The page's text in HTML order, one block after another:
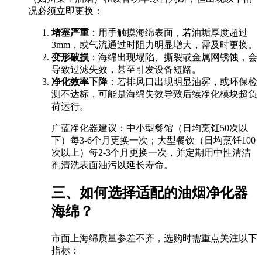
况必须立即更换：
堵塞严重 ：用手触摸海绵表面，若油垢厚度超过
3mm，或气流通过时阻力明显增大，需及时更换。
变形破损 ：海绵出现塌陷、撕裂或金属网锈蚀，会
导致过滤失效，甚至引发设备短路。
净化效率下降：若排风口出现明显油雾，或环保检
测不达标，可能是海绵失效导致后续净化模块超负
荷运行。
广蓝净化器建议：中小型餐馆（日均烹饪50次以
下）每3-6个月更换一次；大型餐饮（日均烹饪100
次以上）每2-3个月更换一次，并定期用中性清洁
剂清洗表面油污以延长寿命。
三、如何选择适配的油烟净化器
海绵？
市面上海绵质量参差不齐，选购时需重点关注以下
指标：